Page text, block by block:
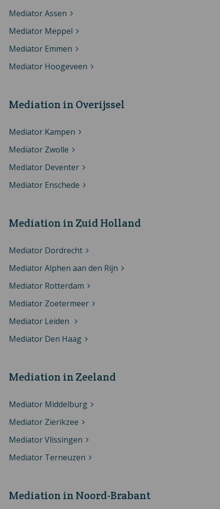
Mediator Assen
Mediator Meppel
Mediator Emmen
Mediator Hoogeveen
Mediation in Overijssel
Mediator Kampen
Mediator Zwolle
Mediator Deventer
Mediator Enschede
Mediation in Zuid Holland
Mediator Dordrecht
Mediator Alphen aan den Rijn
Mediator Rotterdam
Mediator Zoetermeer
Mediator Leiden
Mediator Den Haag
Mediation in Zeeland
Mediator Middelburg
Mediator Zierikzee
Mediator Vlissingen
Mediator Terneuzen
Mediation in Noord-Brabant